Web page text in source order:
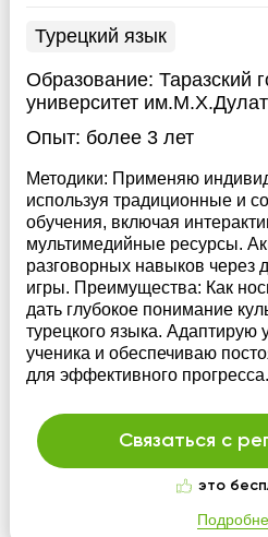
Турецкий язык
Образование: Таразский
университет
Опыт: более 3 лет
Методики: Применяю
используя традиционные и
обучения, включая
мультимедийные ресурсы.
разговорных навыков через
игры. Преимущества: Как
дать глубокое понимание
турецкого языка. Адаптирую
ученика и обеспечиваю
для эффективного прогресса.
Связаться с
это